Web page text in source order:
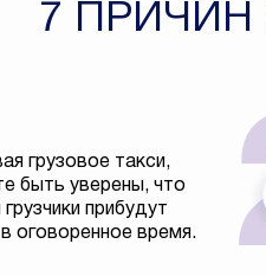
7
грузовое такси,
быть уверены, что
прибудут
оговоренное время.